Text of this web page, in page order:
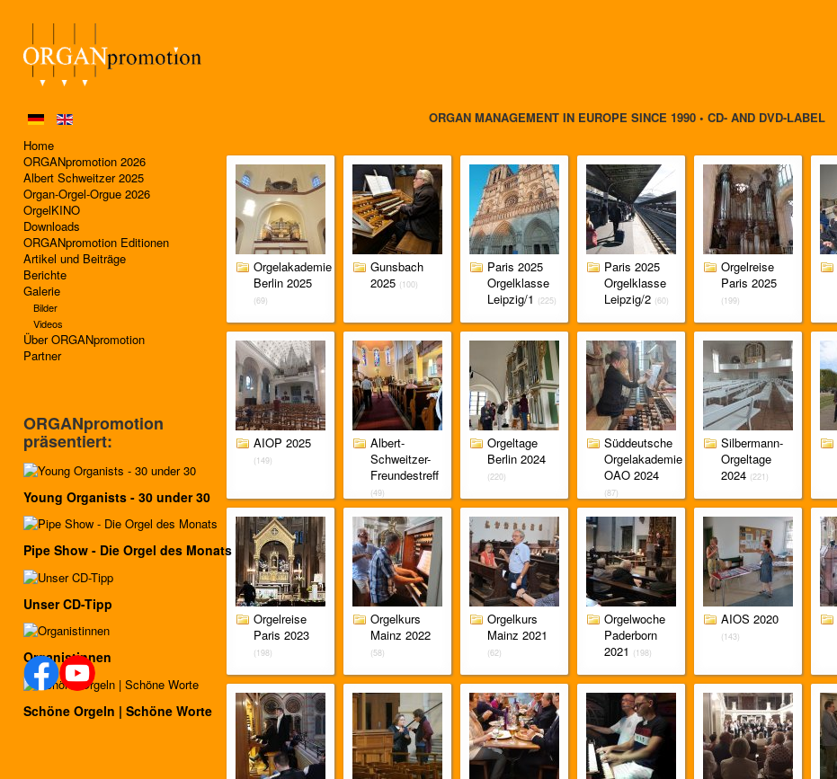
Home
ORGANpromotion 2026
Albert Schweitzer 2025
Organ-Orgel-Orgue 2026
OrgelKINO
Downloads
ORGANpromotion Editionen
Artikel und Beiträge
Berichte
Galerie
Bilder
Videos
Über ORGANpromotion
Partner
ORGAN MANAGEMENT IN EUROPE SINCE 1990 • CD- AND DVD-LABEL
Orgelakademie
Berlin 2025
(69)
Gunsbach
2025 (100)
Paris 2025
Orgelklasse
Leipzig/1 (225)
Paris 2025
Orgelklasse
Leipzig/2 (60)
Orgelreise
Paris 2025
(199)
AIOP 2025
(149)
Albert-
Schweitzer-
Freundestreff
(49)
Orgeltage
Berlin 2024
(220)
Süddeutsche
Orgelakademie
OAO 2024
(87)
Silbermann-
Orgeltage
2024 (221)
Orgelreise
Paris 2023
(198)
Orgelkurs
Mainz 2022
(58)
Orgelkurs
Mainz 2021
(62)
Orgelwoche
Paderborn
2021 (198)
AIOS 2020
(143)
ORGANpromotion
präsentiert:
Young Organists - 30 under 30
Pipe Show - Die Orgel des Monats
Unser CD-Tipp
Organistinnen
Schöne Orgeln | Schöne Worte